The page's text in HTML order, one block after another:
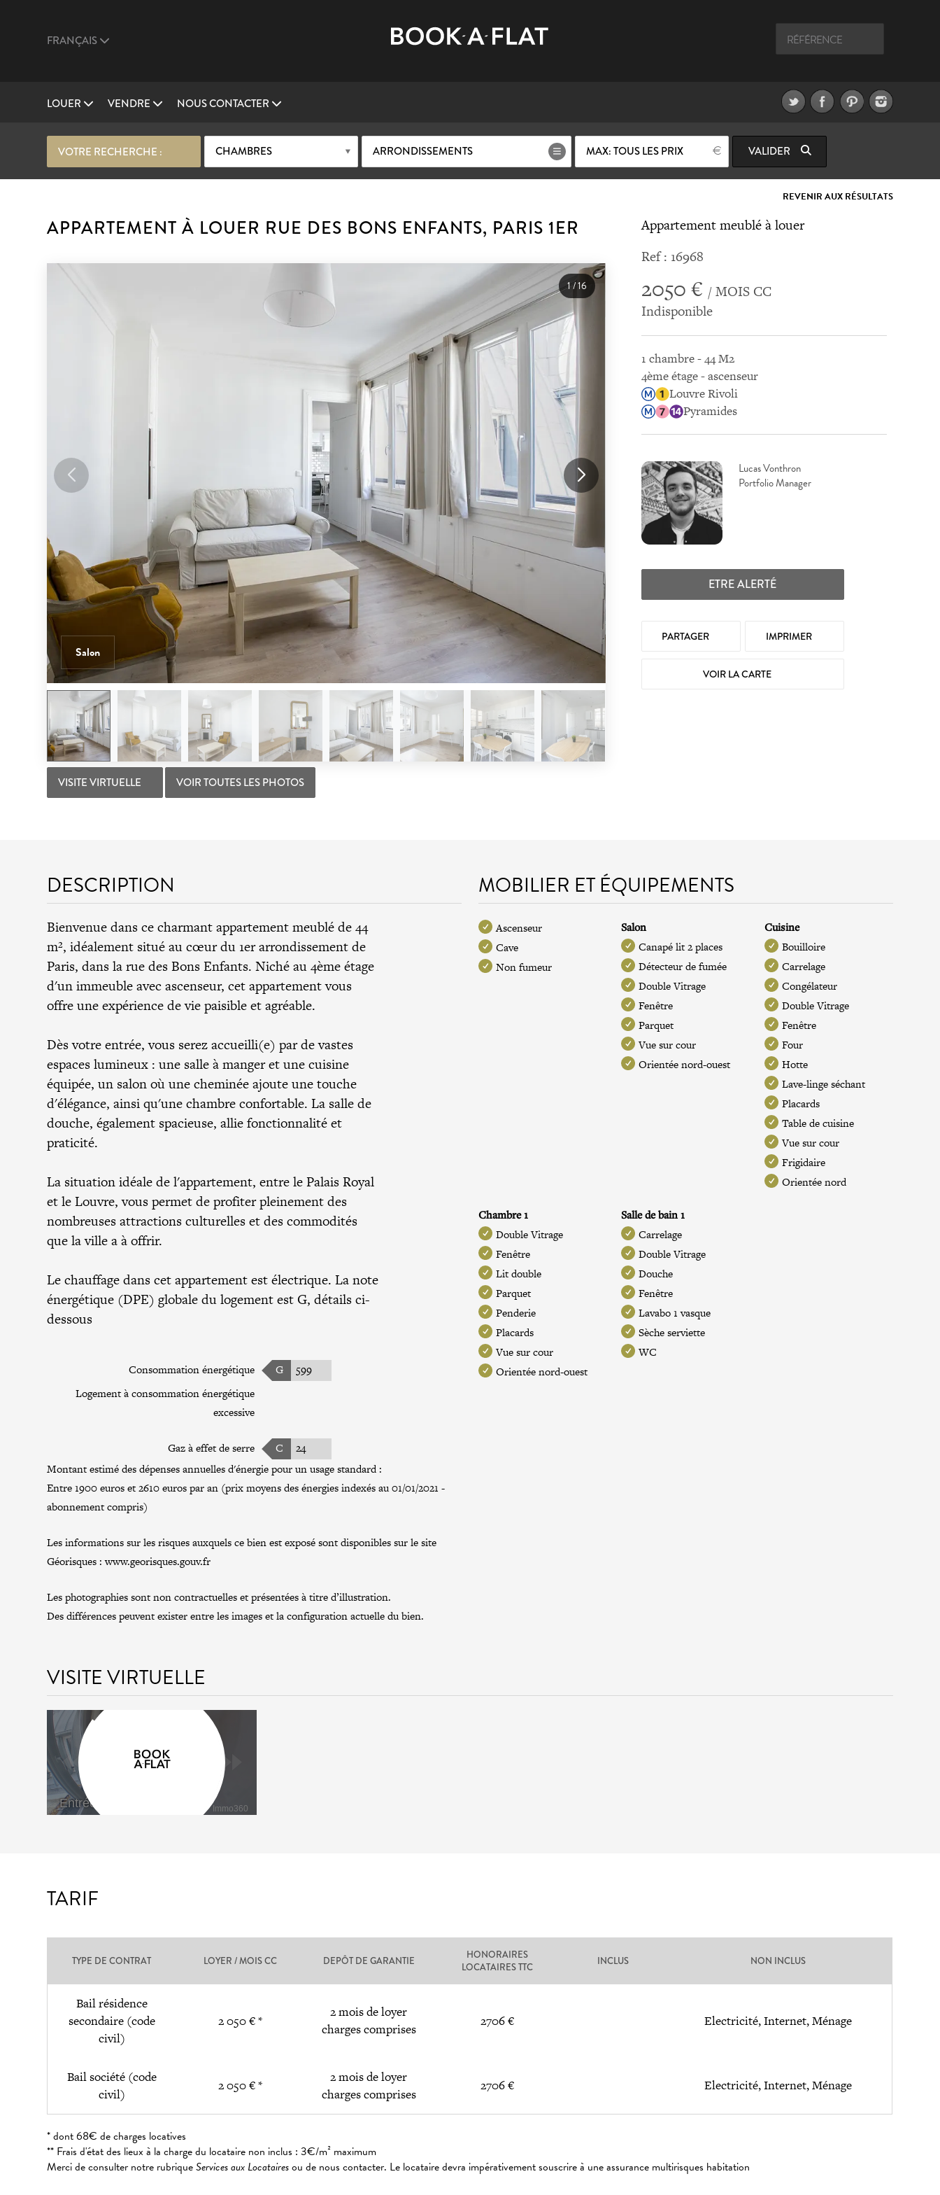
FRANÇAIS
LOUER VENDRE NOUS CONTACTER
VOTRE RECHERCHE : CHAMBRES ARRONDISSEMENTS MAX: TOUS LES PRIX VALIDER
REVENIR AUX RÉSULTATS
APPARTEMENT À LOUER RUE DES BONS ENFANTS, PARIS 1ER
Salon
1/16
VISITE VIRTUELLE VOIR TOUTES LES PHOTOS
Appartement meublé à louer
Ref : 16968
2050 € / MOIS CC
Indisponible
1 chambre - 44 M2
4ème étage - ascenseur
Louvre Rivoli
Pyramides
Lucas Vonthron
Portfolio Manager
ETRE ALERTÉ
PARTAGER IMPRIMER
VOIR LA CARTE
DESCRIPTION
Bienvenue dans ce charmant appartement meublé de 44
m², idéalement situé au cœur du 1er arrondissement de
Paris, dans la rue des Bons Enfants. Niché au 4ème étage
d'un immeuble avec ascenseur, cet appartement vous
offre une expérience de vie paisible et agréable.
Dès votre entrée, vous serez accueilli(e) par de vastes
espaces lumineux : une salle à manger et une cuisine
équipée, un salon où une cheminée ajoute une touche
d'élégance, ainsi qu'une chambre confortable. La salle de
douche, également spacieuse, allie fonctionnalité et
praticité.
La situation idéale de l'appartement, entre le Palais Royal
et le Louvre, vous permet de profiter pleinement des
nombreuses attractions culturelles et des commodités
que la ville a à offrir.
Le chauffage dans cet appartement est électrique. La note
énergétique (DPE) globale du logement est G, détails ci-
dessous
Consommation énergétique G
599
Logement à consommation énergétique
excessive
Gaz à effet de serre C
24
Montant estimé des dépenses annuelles d'énergie pour un usage standard :
Entre 1900 euros et 2610 euros par an (prix moyens des énergies indexés au 01/01/2021 -
abonnement compris)
Les informations sur les risques auxquels ce bien est exposé sont disponibles sur le site
Géorisques :www.georisques.gouv.fr
Les photographies sont non contractuelles et présentées à titre d’illustration.
Des différences peuvent exister entre les images et la configuration actuelle du bien.
MOBILIER ET ÉQUIPEMENTS
Ascenseur
Cave
Non fumeur
Salon
Canapé lit 2 places
Détecteur de fumée
Double Vitrage
Fenêtre
Parquet
Vue sur cour
Orientée nord-ouest
Cuisine
Bouilloire
Carrelage
Congélateur
Double Vitrage
Fenêtre
Four
Hotte
Lave-linge séchant
Placards
Table de cuisine
Vue sur cour
Frigidaire
Orientée nord
Chambre 1
Double Vitrage
Fenêtre
Lit double
Parquet
Penderie
Placards
Vue sur cour
Orientée nord-ouest
Salle de bain 1
Carrelage
Double Vitrage
Douche
Fenêtre
Lavabo 1 vasque
Sèche serviette
WC
VISITE VIRTUELLE
TARIF
TYPE DE CONTRAT LOYER / MOIS CC DEPÔT DE GARANTIE
HONORAIRES
LOCATAIRES TTC
INCLUS NON INCLUS
Bail résidence
secondaire (code
civil)
2 050 € *
2 mois de loyer
charges comprises
2706 € Electricité, Internet, Ménage
Bail société (code
civil)
2 050 € *
2 mois de loyer
charges comprises
2706 € Electricité, Internet, Ménage
* dont 68€ de charges locatives
** Frais d'état des lieux à la charge du locataire non inclus : 3€/m² maximum
Merci de consulter notre rubriqueServices aux Locatairesou de nous contacter. Le locataire devra impérativement souscrire à une assurance multirisques habitation